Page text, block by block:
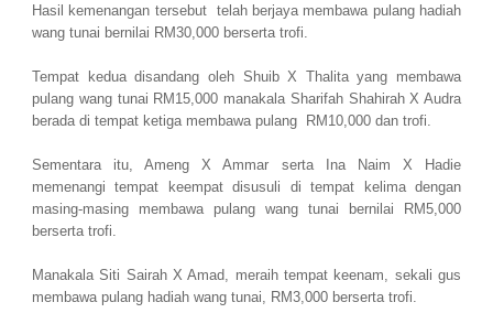
Hasil kemenangan tersebut telah berjaya membawa pulang hadiah
wang tunai bernilai RM30,000 berserta trofi.
Tempat kedua disandang oleh Shuib X Thalita yang membawa
pulang wang tunai RM15,000 manakala Sharifah Shahirah X Audra
berada di tempat ketiga membawa pulang RM10,000 dan trofi.
Sementara itu, Ameng X Ammar serta Ina Naim X Hadie
memenangi tempat keempat disusuli di tempat kelima dengan
masing-masing membawa pulang wang tunai bernilai RM5,000
berserta trofi.
Manakala Siti Sairah X Amad, meraih tempat keenam, sekali gus
membawa pulang hadiah wang tunai, RM3,000 berserta trofi.